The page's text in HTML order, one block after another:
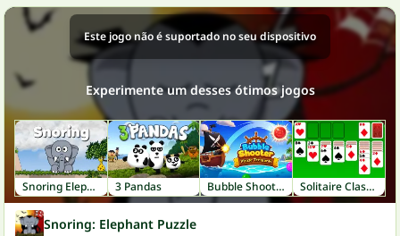
Este jogo não é suportado no seu dispositivo
Experimente um desses ótimos jogos
Snoring Elephant 3 Pandas Bubble Shooter: Pirate Treasures Solitaire Classic
Snoring: Elephant Puzzle